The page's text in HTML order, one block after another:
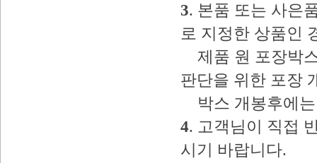
3. 본품 또는 사은
로 지정한 상품인
제품 원 포장박
판단을 위한 포장
박스 개봉후에는
4. 고객님이 직접
시기 바랍니다.